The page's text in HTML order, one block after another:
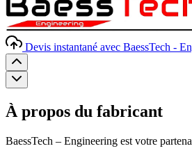
Devis instantané avec BaessTech -
À propos du fabricant
BaessTech – Engineering est votre